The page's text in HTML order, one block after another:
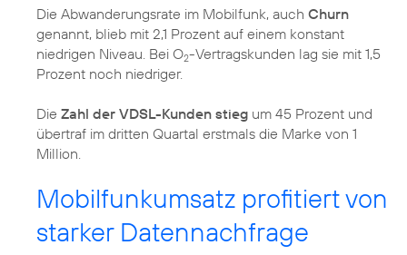
Die Abwanderungsrate im Mobilfunk, auch Churn
genannt, blieb mit 2,1 Prozent auf einem konstant
niedrigen Niveau. Bei O2-Vertragskunden lag sie mit 1,5
Prozent noch niedriger.
Die Zahl der VDSL-Kunden stieg um 45 Prozent und
übertraf im dritten Quartal erstmals die Marke von 1
Million.
Mobilfunkumsatz profitiert von
starker Datennachfrage